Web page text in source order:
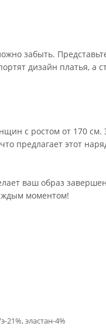
забыть.
дизайн платья, а
с ростом от 170 см.
предлагает этот
ваш образ
моментом!
21%, эластан-4%